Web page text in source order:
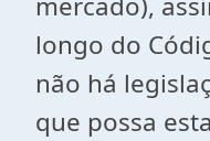
longo do
não há
que possa